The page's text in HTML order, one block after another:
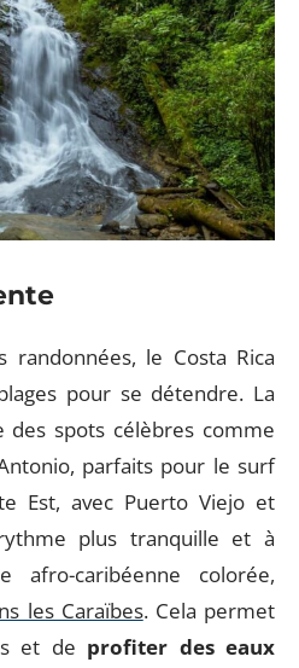
randonnées, le Costa Rica
pour se détendre. La
des spots célèbres comme
parfaits pour le surf
Est, avec Puerto Viejo et
plus tranquille et à
afro-caribéenne colorée,
les Caraïbes. Cela permet
et de profiter des eaux